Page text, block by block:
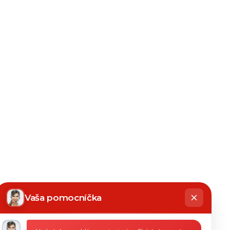
Vaša pomocníčka